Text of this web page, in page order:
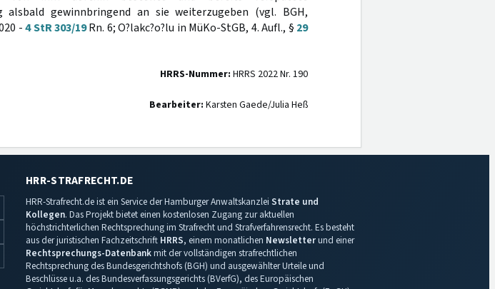
alsbald gewinnbringend an sie weiterzugeben (vgl. BGH,
-4 StR 303/19Rn. 6; O?lakc?o?lu in MüKo-StGB, 4. Aufl., § 29
HRRS-Nummer: HRRS 2022 Nr. 190
Bearbeiter: Karsten Gaede/Julia Heß
HRR-STRAFRECHT.DE
HRR-Strafrecht.de ist ein Service der Hamburger Anwaltskanzlei Strate und
Kollegen. Das Projekt bietet einen kostenlosen Zugang zur aktuellen
höchstrichterlichen Rechtsprechung im Strafrecht und Strafverfahrensrecht. Es besteht
aus der juristischen Fachzeitschrift HRRS, einem monatlichen Newsletterund einer
Rechtsprechungs-Datenbankmit der vollständigen strafrechtlichen
Rechtsprechung des Bundesgerichtshofs (BGH) und ausgewählter Urteile und
Beschlüsse u.a. des Bundesverfassungsgerichts (BVerfG), des Europäischen